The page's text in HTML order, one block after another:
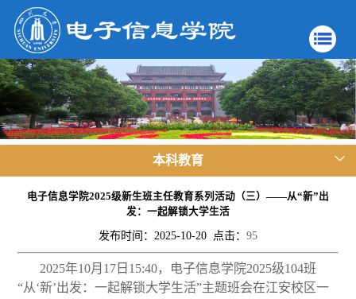
本科教育
电子信息学院2025级新生班主任教育系列活动（三）——从“新”出
发：一起解锁大学生活
发布时间：2025-10-20 点击： 95
2025年10月 17 日 15:40，电子信息学院2025级104班
“从‘新’出发：一起解锁大学生活”主题班会在江安校区一